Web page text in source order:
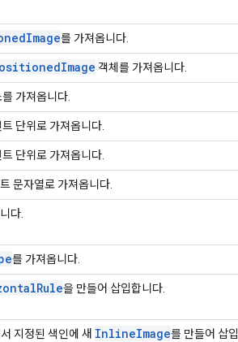
Image를 가져옵니다.
Image 객체를 가져옵니다.
가져옵니다.
단위로 가져옵니다.
단위로 가져옵니다.
문자열로 가져옵니다.
다.
를 가져옵니다.
Rule을 만들어 삽입합니다.
지정된 색인에 새 InlineImage를 만들어 삽입